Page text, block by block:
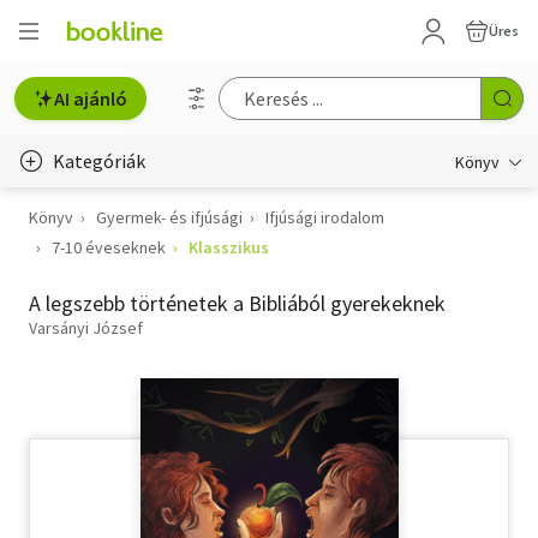
Üres
AI ajánló
Kategóriák Könyv
Életmód, egészség
Gyermek- és ifjúsági
Hobbi, szabadidő
Könyv Gyermek- és ifjúsági
Ifjúsági irodalom
7-10 éveseknek
Klasszikus
A legszebb történetek a Bibliából gyerekeknek
Varsányi József